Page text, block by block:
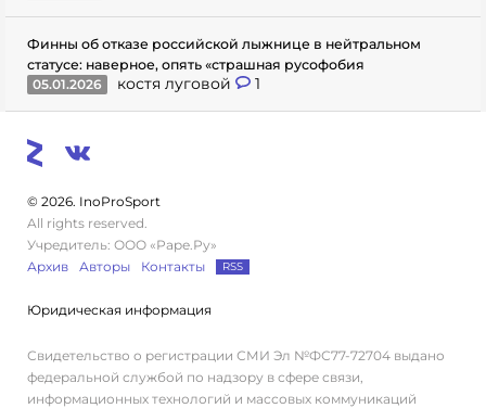
Финны об отказе российской лыжнице в нейтральном
статусе: наверное, опять «страшная русофобия
05.01.2026
костя луговой 1
© 2026. InoProSport
All rights reserved.
Учредитель: ООО «Раре.Ру»
Архив
Авторы Контакты RSS
Юридическая информация
Свидетельство о регистрации СМИ Эл №ФС77-72704 выдано
федеральной службой по надзору в сфере связи,
информационных технологий и массовых коммуникаций